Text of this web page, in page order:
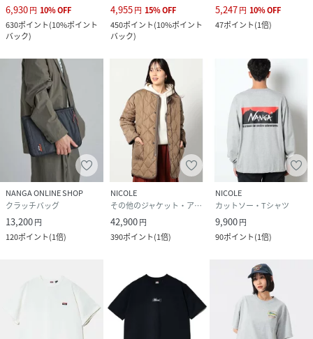
6,930円 10%OFF
630ポイント(10%ポイント
バック)
4,955円 15%OFF
450ポイント(10%ポイント
バック)
5,247円 10%OFF
47ポイント(1倍)
NANGA ONLINE SHOP
クラッチバッグ
13,200円
120ポイント(1倍)
NICOLE
その他のジャケット・アウター
42,900円
390ポイント(1倍)
NICOLE
カットソー・Tシャツ
9,900円
90ポイント(1倍)